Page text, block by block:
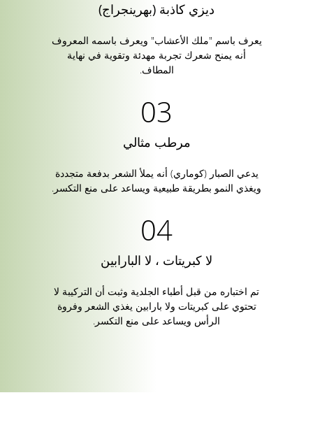
ديزي كاذبة (بهرينجراج)
يعرف باسم "ملك الأعشاب" ويعرف باسمه المعروف
أنه يمنح شعرك تجربة مهدئة وتقوية في نهاية
المطاف.
مرطب مثالي
يدعي الصبار (كوماري) أنه يملأ الشعر بدفعة متجددة
ويغذي النمو بطريقة طبيعية ويساعد على منع التكسر.
لا كبريتات ، لا البارابين
تم اختباره من قبل أطباء الجلدية وثبت أن التركيبة لا
تحتوي على كبريتات ولا بارابين يغذي الشعر وفروة
الرأس ويساعد على منع التكسر.